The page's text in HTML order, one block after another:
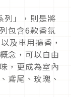
列」，則是將
包含6款香氛
及車用擴香，
念，可以自由
，更成為室內
鳶尾、玫瑰、